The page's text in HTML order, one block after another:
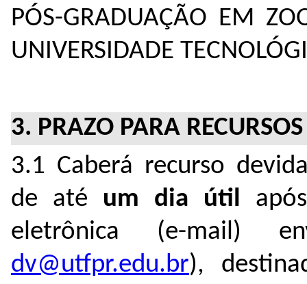
PÓS-GRADUAÇÃO EM
UNIVERSIDADE
3. PRAZO PARA RECURSOS
3.1 Caberá recurso
de até um dia útil
eletrônica (e-mail)
dv@utfpr.edu.br),